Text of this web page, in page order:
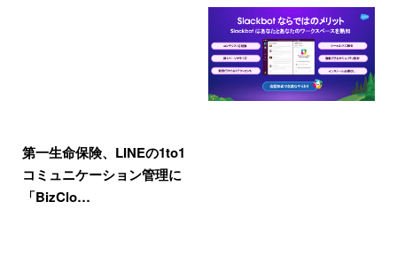
第一生命保険、LINEの1to1
コミュニケーション管理に
「BizClo…